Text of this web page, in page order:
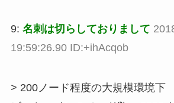
9: 名刺は切らしておりまして
19:59:26.90 ID:+ihAcqob
> 200ノード程度の大規模環境下